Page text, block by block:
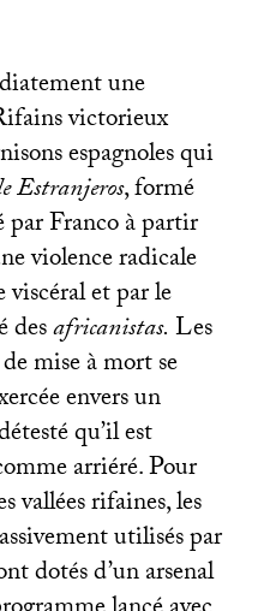
une
victorieux
espagnoles qui
Estranjeros, formé
Franco à partir
violence radicale
et par le
desafricanistas.Les
mise à mort se
envers un
qu’il est
arriéré. Pour
vallées rifaines, les
utilisés par
dotés d’un arsenal